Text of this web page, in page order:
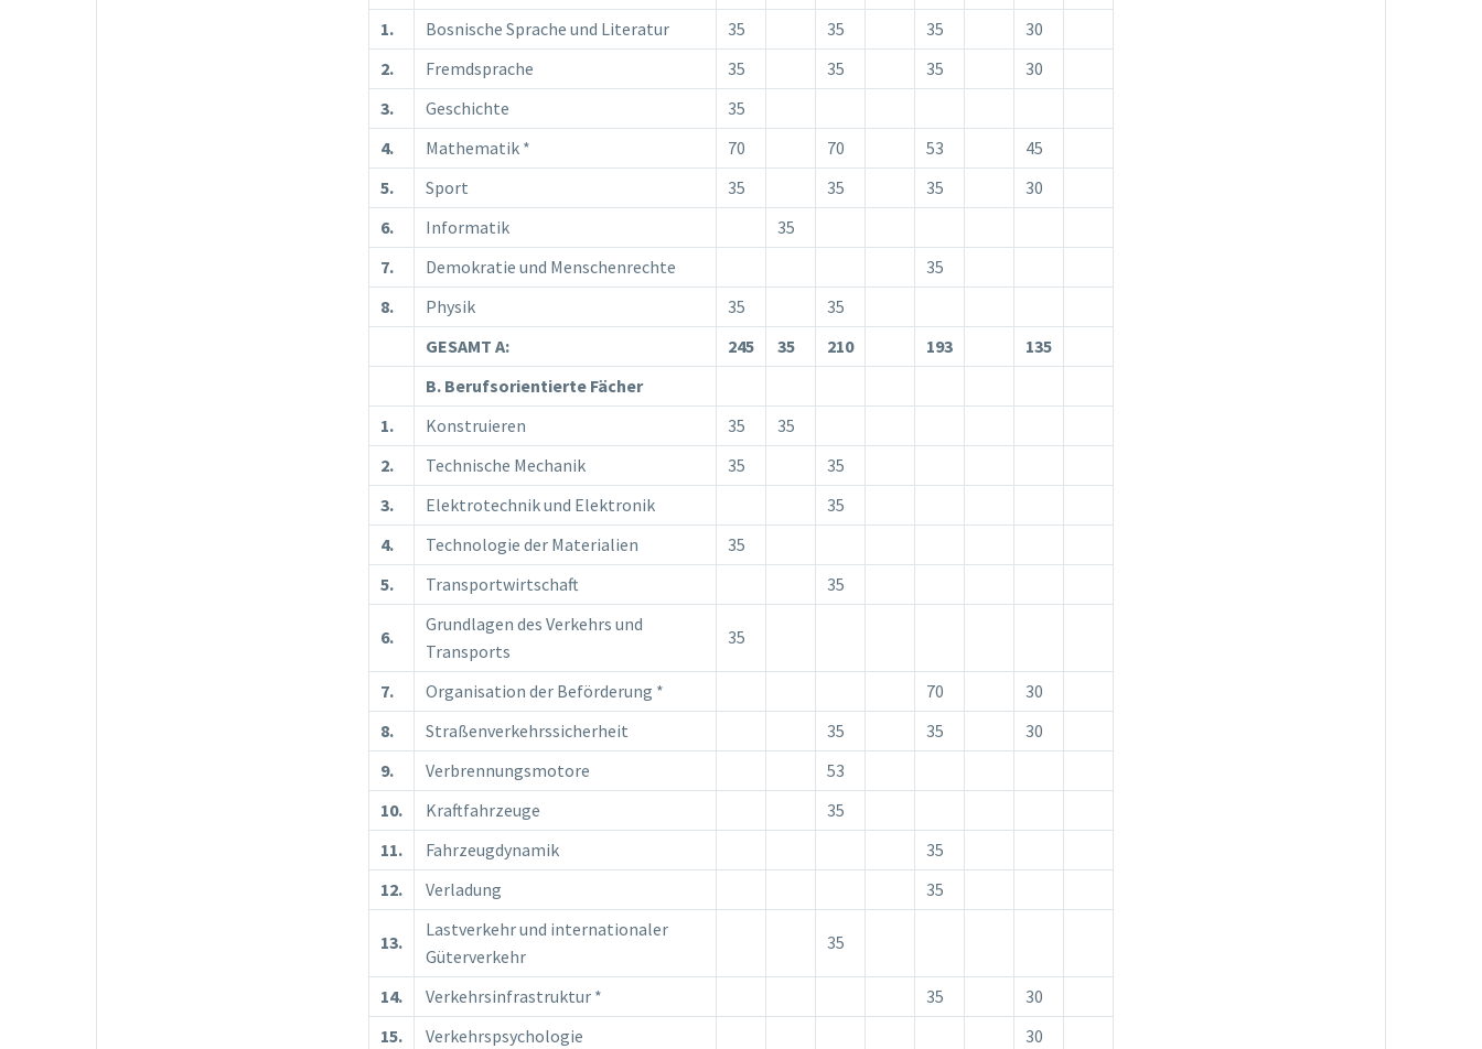
1.
Bosnische Sprache und Literatur 35 35 35
30
2.
Fremdsprache 35 35 35
30
3.
Geschichte
35
4.
Mathematik * 70 70 53
45
5.
Sport 35 35 35
30
6.
Informatik
35
7.
Demokratie und Menschenrechte
35
8.
Physik 35
35
GESAMT A:
245 35 210 193
135
B. Berufsorientierte Fächer
1.
Konstruieren 35
35
2.
Technische Mechanik 35
35
3.
Elektrotechnik und Elektronik
35
4.
Technologie der Materialien
35
5.
Transportwirtschaft 35
6.
Grundlagen des Verkehrs und
Transports
35
7. Organisation der Beförderung * 70
30
8.
Straßenverkehrssicherheit 35 35
30
9.
Verbrennungsmotore
53
10.
Kraftfahrzeuge
35
11.
Fahrzeugdynamik
35
12.
Verladung 35
13.
Lastverkehr und internationaler
Güterverkehr
35
14. Verkehrsinfrastruktur * 35
30
15.
Verkehrspsychologie
30